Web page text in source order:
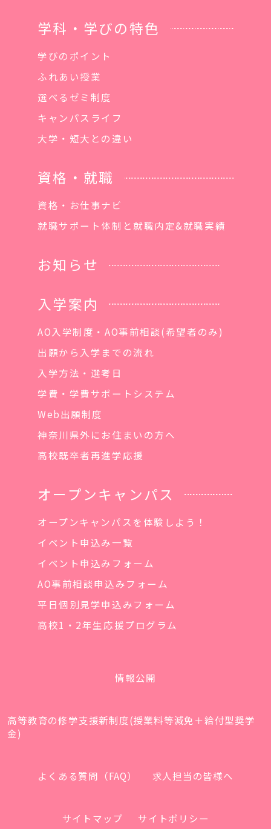
学科・学びの特色
学びのポイント
ふれあい授業
選べるゼミ制度
キャンパスライフ
大学・短大との違い
資格・就職
資格・お仕事ナビ
就職サポート体制と就職内定&就職実績
お知らせ
入学案内
AO入学制度・AO事前相談(希望者のみ)
出願から入学までの流れ
入学方法・選考日
学費・学費サポートシステム
Web出願制度
神奈川県外にお住まいの方へ
高校既卒者再進学応援
オープンキャンパス
オープンキャンパスを体験しよう！
イベント申込み一覧
イベント申込みフォーム
AO事前相談申込みフォーム
平日個別見学申込みフォーム
高校1・2年生応援プログラム
情報公開
高等教育の修学支援新制度(授業料等減免＋給付型奨学
金)
よくある質問（FAQ） 求人担当の皆様へ
サイトマップ サイトポリシー